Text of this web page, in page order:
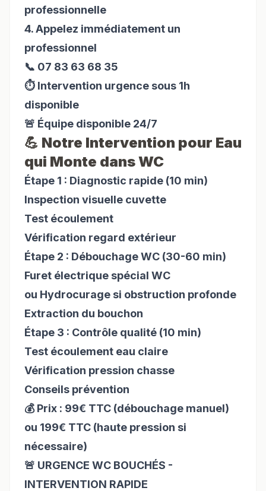
professionnelle
4. Appelez immédiatement un
professionnel
📞 07 83 63 68 35
⏱️ Intervention urgence sous 1h
disponible
🚨 Équipe disponible 24/7
💪 Notre Intervention pour Eau
qui Monte dans WC
Étape 1 : Diagnostic rapide (10 min)
Inspection visuelle cuvette
Test écoulement
Vérification regard extérieur
Étape 2 : Débouchage WC (30-60 min)
Furet électrique spécial WC
ou Hydrocurage si obstruction profonde
Extraction du bouchon
Étape 3 : Contrôle qualité (10 min)
Test écoulement eau claire
Vérification pression chasse
Conseils prévention
💰 Prix : 99€ TTC (débouchage manuel)
ou 199€ TTC (haute pression si
nécessaire)
🚨 URGENCE WC BOUCHÉS -
INTERVENTION RAPIDE